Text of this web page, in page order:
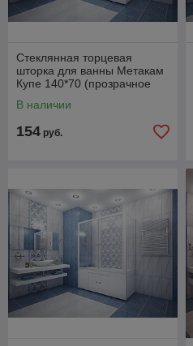
Стеклянная торцевая
шторка для ванны Метакам
Купе 140*70 (прозрачное
В наличии
154 руб.